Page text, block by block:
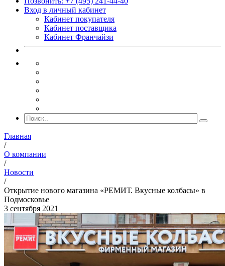
Вход в личный кабинет
Кабинет покупателя
Кабинет поставщика
Кабинет Франчайзи
Главная
/
О компании
/
Новости
/
Открытие нового магазина «РЕМИТ. Вкусные колбасы» в
Подмосковье
3 сентября 2021